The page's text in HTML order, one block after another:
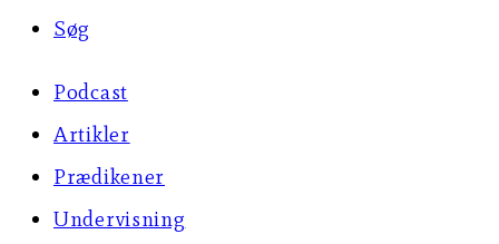
Søg
Podcast
Artikler
Prædikener
Undervisning